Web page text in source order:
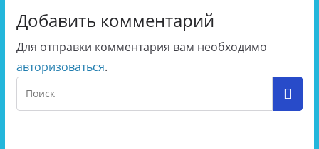
Добавить комментарий
Для отправки комментария вам необходимо
авторизоваться.